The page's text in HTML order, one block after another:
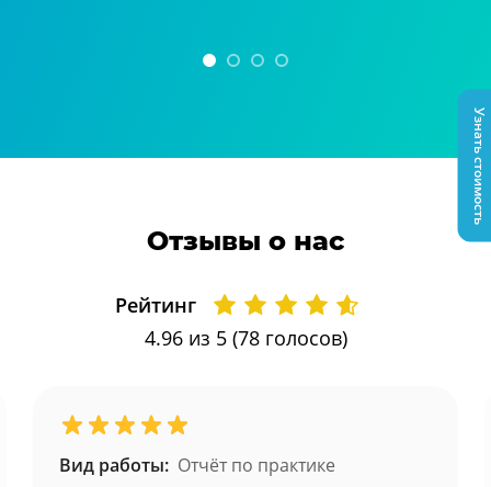
Отзывы о нас
Рейтинг
4.96из 5 (78 голосов)
Вид работы: Отчёт по практике
Узнать стоимость